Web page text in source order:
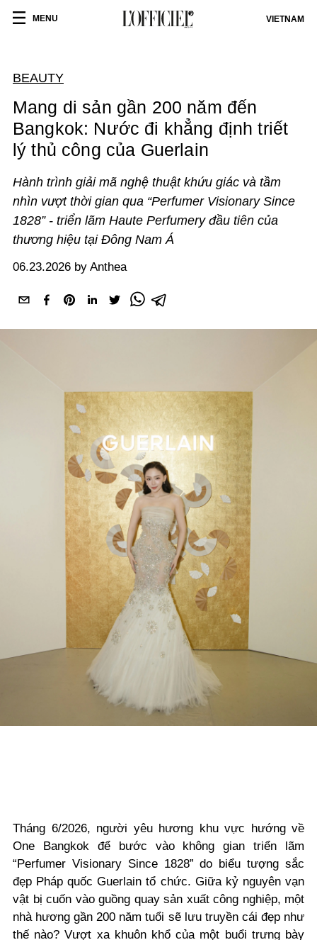
MENU VIETNAM
BEAUTY
Mang di sản gần 200 năm đến
Bangkok: Nước đi khẳng định triết
lý thủ công của Guerlain
Hành trình giải mã nghệ thuật khứu giác và tầm
nhìn vượt thời gian qua “Perfumer Visionary Since
1828” - triển lãm Haute Perfumery đầu tiên của
thương hiệu tại Đông Nam Á
06.23.2026 by Anthea
Tháng 6/2026, người yêu hương khu vực hướng về
One Bangkok để bước vào không gian triển lãm
“Perfumer Visionary Since 1828” do biểu tượng sắc
đẹp Pháp quốc Guerlain tổ chức. Giữa kỷ nguyên vạn
vật bị cuốn vào guồng quay sản xuất công nghiệp, một
nhà hương gần 200 năm tuổi sẽ lưu truyền cái đẹp như
thế nào? Vượt xa khuôn khổ của một buổi trưng bày